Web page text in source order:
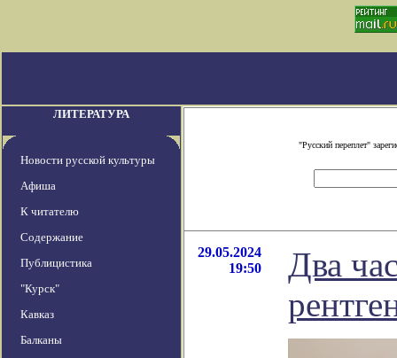
ЛИТЕРАТУРА
Новости русской культуры
Афиша
К читателю
Содержание
Публицистика
"Курск"
Кавказ
Балканы
"Русский переплет"
29.05.2024
19:50
Два